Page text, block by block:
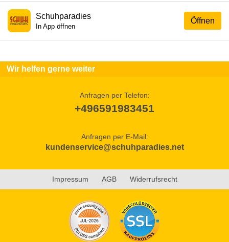
Öffnen
Schuhparadies
In App öffnen
Wir helfen gerne weiter
Anfragen per Telefon:
+496591983451
Anfragen per E-Mail:
kundenservice@schuhparadies.net
Impressum AGB Widerrufsrecht